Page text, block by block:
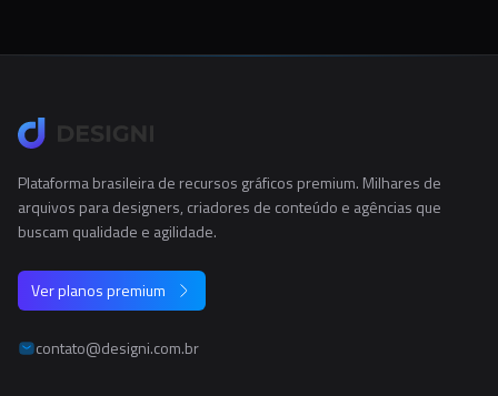
Plataforma brasileira de recursos gráficos premium. Milhares de
arquivos para designers, criadores de conteúdo e agências que
buscam qualidade e agilidade.
Ver planos premium
contato@designi.com.br